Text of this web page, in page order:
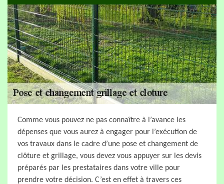
Comme vous pouvez ne pas connaître à l’avance les
dépenses que vous aurez à engager pour l’exécution de
vos travaux dans le cadre d’une pose et changement de
clôture et grillage, vous devez vous appuyer sur les devis
préparés par les prestataires dans votre ville pour
prendre votre décision. C’est en effet à travers ces